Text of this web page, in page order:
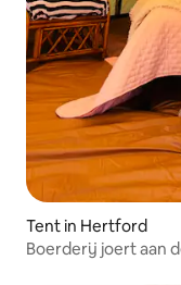
Tent in Hertford
Boerderij joert aan